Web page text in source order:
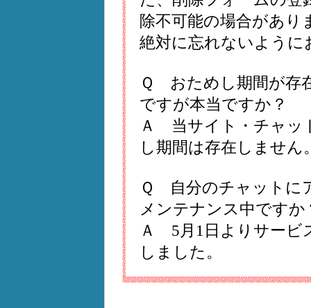
除不可能の場合があり
絶対に忘れないように
Ｑ おためし期間が存
ですが本当ですか？
Ａ 当サイト・チャッ
し期間は存在しませ
Ｑ 自分のチャットに
メンテナンス中ですか
Ａ 5月1日よりサービ
しました。